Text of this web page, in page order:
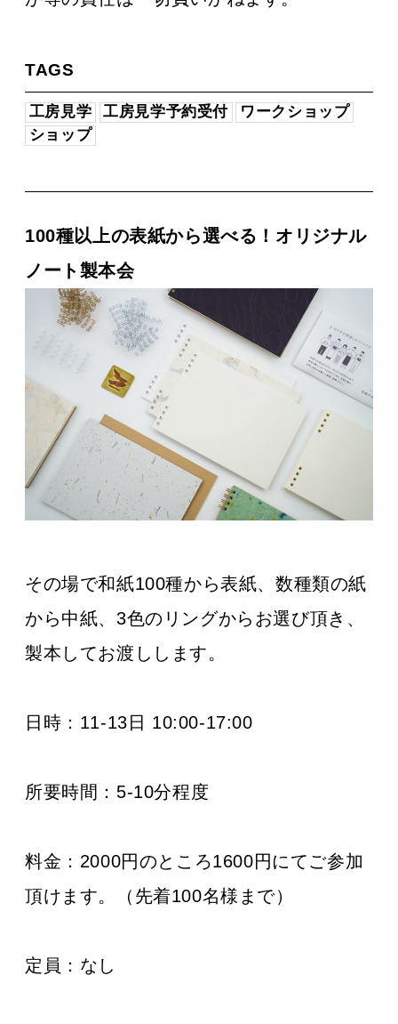
TAGS
工房見学 工房見学予約受付
ワークショップ
ショップ
100種以上の表紙から選べる！オリジナル
ノート製本会
その場で和紙100種から表紙、数種類の紙
から中紙、3色のリングからお選び頂き、
製本してお渡しします。
日時：11-13日 10:00-17:00
所要時間：5-10分程度
料金： 2000円のところ1600円にてご参加
頂けます。（先着100名様まで）
定員：なし